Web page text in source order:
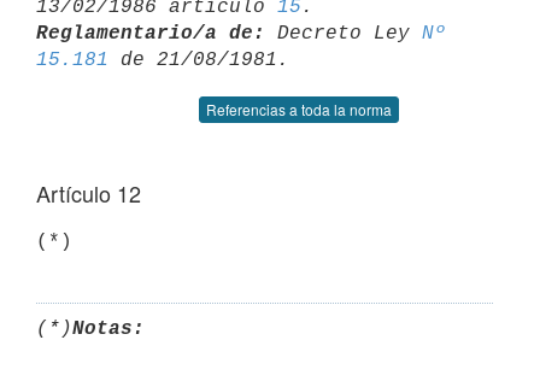
13/02/1986 artículo 15
Reglamentario/a de:
Decreto Ley Nº
15.181
Referencias a toda la norma
Artículo 12
(*)Notas: